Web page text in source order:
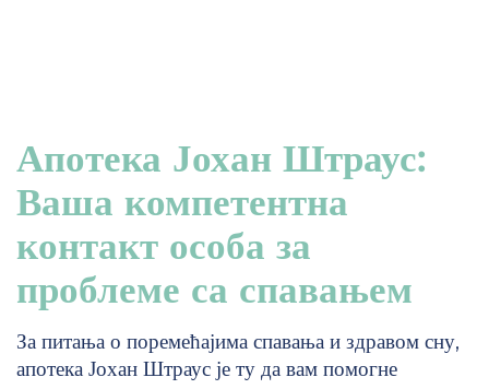
Апотека Јохан Штраус:
Ваша компетентна
контакт особа за
проблеме са спавањем
За питања о поремећајима спавања и здравом сну,
апотека Јохан Штраус је ту да вам помогне